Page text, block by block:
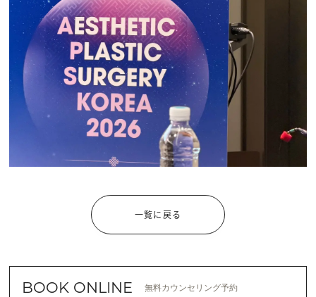
一覧に戻る
BOOK ONLINE 無料カウンセリング予約